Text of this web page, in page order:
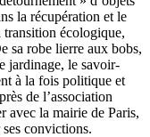
la récupération et le
transition écologique,
sa robe lierre aux bobs,
jardinage, le savoir-
à la fois politique et
de l’association
avec la mairie de Paris,
convictions.